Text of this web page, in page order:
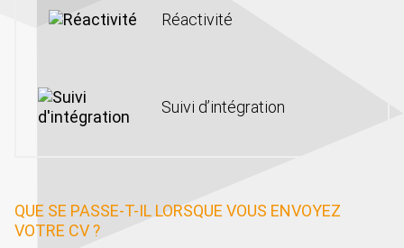
Réactivité
Suivi d’intégration
QUE SE PASSE-T-IL LORSQUE VOUS ENVOYEZ
VOTRE CV ?